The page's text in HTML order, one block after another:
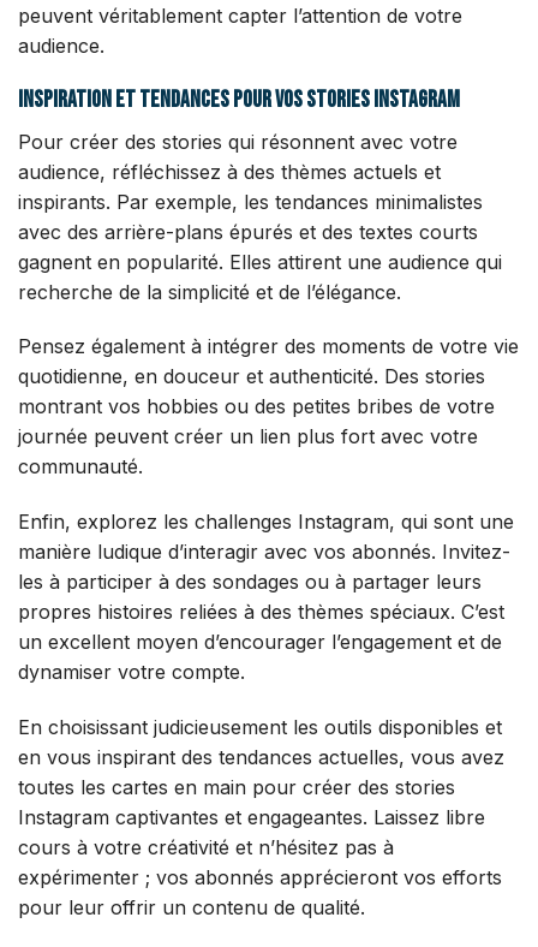
peuvent véritablement capter l’attention de votre
audience.
Inspiration et tendances pour vos stories Instagram
Pour créer des stories qui résonnent avec votre
audience, réfléchissez à des thèmes actuels et
inspirants. Par exemple, les tendances minimalistes
avec des arrière-plans épurés et des textes courts
gagnent en popularité. Elles attirent une audience qui
recherche de la simplicité et de l’élégance.
Pensez également à intégrer des moments de votre vie
quotidienne, en douceur et authenticité. Des stories
montrant vos hobbies ou des petites bribes de votre
journée peuvent créer un lien plus fort avec votre
communauté.
Enfin, explorez les challenges Instagram, qui sont une
manière ludique d’interagir avec vos abonnés. Invitez-
les à participer à des sondages ou à partager leurs
propres histoires reliées à des thèmes spéciaux. C’est
un excellent moyen d’encourager l’engagement et de
dynamiser votre compte.
En choisissant judicieusement les outils disponibles et
en vous inspirant des tendances actuelles, vous avez
toutes les cartes en main pour créer des stories
Instagram captivantes et engageantes. Laissez libre
cours à votre créativité et n’hésitez pas à
expérimenter ; vos abonnés apprécieront vos efforts
pour leur offrir un contenu de qualité.